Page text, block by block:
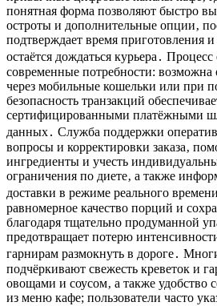
понятная форма позволяют быстро
остроты и дополнительные опции‚
подтверждает время приготовления и
остаётся дождаться курьера․
современные потребности: возможна
через мобильные кошельки или при
безопасность транзакций
сертифицированными платёжными
данных․ Служба поддержки
вопросы и корректировки заказа‚
ингредиенты и учесть
ограничения по диете‚ а также
доставки в режиме реального
равномерное качество порций и
благодаря тщательно продуманной
предотвращает потерю
гарнирам размокнуть в дороге․
подчёркивают свежесть креветок и
овощами и соусом‚ а также удобство
из меню кафе; пользователи часто